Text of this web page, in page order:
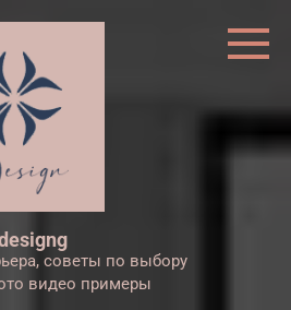
советы по выбору
видео примеры